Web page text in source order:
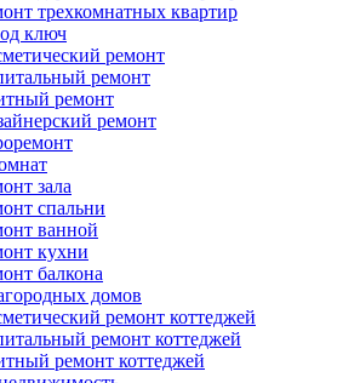
трехкомнатных квартир
ключ
ремонт
ремонт
ремонт
ремонт
зала
спальни
ванной
кухни
балкона
домов
ремонт коттеджей
ремонт коттеджей
ремонт коттеджей